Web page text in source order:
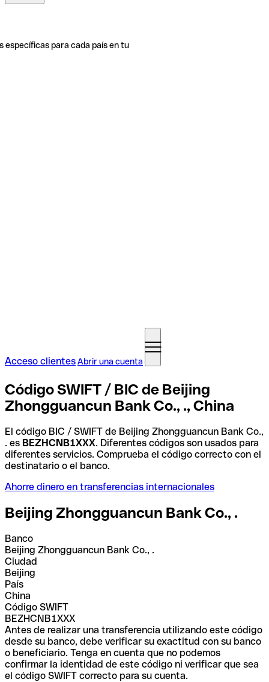
específicas para cada país en tu
Acceso clientesAbrir una cuenta
Código SWIFT / BIC de Beijing
Zhongguancun Bank Co., ., China
El código BIC / SWIFT de Beijing Zhongguancun Bank Co.,
. es BEZHCNB1XXX. Diferentes códigos son usados para
diferentes servicios. Comprueba el código correcto con el
destinatario o el banco.
Ahorre dinero en transferencias internacionales
Beijing Zhongguancun Bank Co., .
Banco
Beijing Zhongguancun Bank Co., .
Ciudad
Beijing
País
China
Código SWIFT
BEZHCNB1XXX
Antes de realizar una transferencia utilizando este código
desde su banco, debe verificar su exactitud con su banco
o beneficiario. Tenga en cuenta que no podemos
confirmar la identidad de este código ni verificar que sea
el código SWIFT correcto para su cuenta.